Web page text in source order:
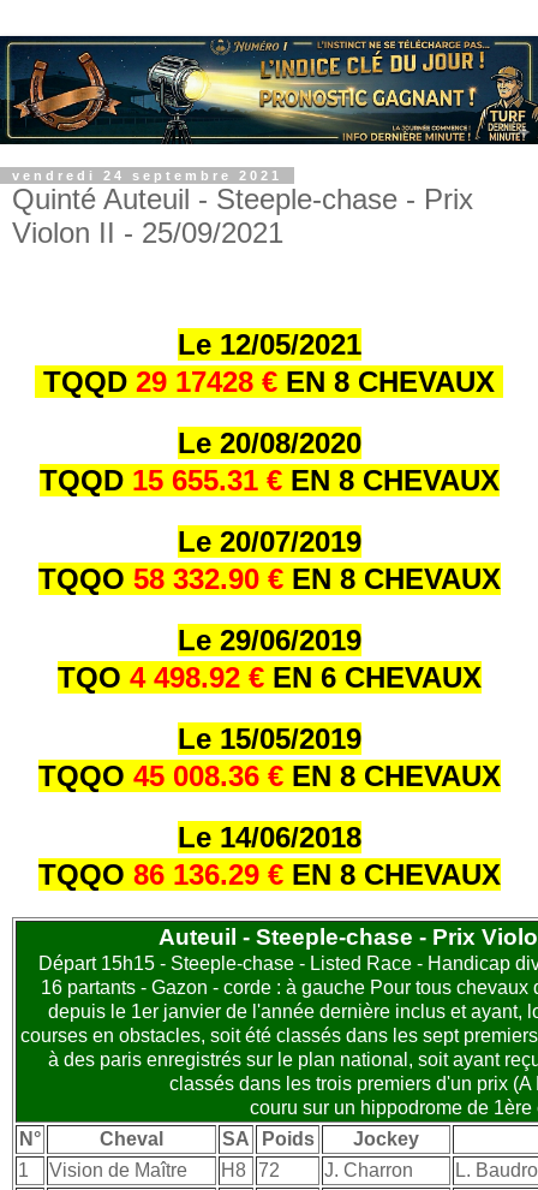
vendredi 24 septembre 2021
Quinté Auteuil - Steeple-chase - Prix
Violon II - 25/09/2021
Le 12/05/2021
TQQD 29 17428 € EN 8 CHEVAUX
Le 20/08/2020
TQQD 15 655.31 € EN 8 CHEVAUX
Le 20/07/2019
TQQO 58 332.90 € EN 8 CHEVAUX
Le 29/06/2019
TQO 4 498.92 € EN 6 CHEVAUX
Le 15/05/2019
TQQO 45 008.36 € EN 8 CHEVAUX
Le 14/06/2018
TQQO 86 136.29 € EN 8 CHEVAUX
Auteuil - Steeple-chase - Prix
Départ 15h15 - Steeple-chase - Listed Race - Handicap
16 partants - Gazon - corde : à gauche Pour tous
depuis le 1er janvier de l'année dernière inclus et ayant,
courses en obstacles, soit été classés dans les sept
à des paris enregistrés sur le plan national, soit ayant
classés dans les trois premiers d'un prix (A
couru sur un hippodrome de 1ère
N°
Cheval SA Poids Jockey
1
Vision de Maître H8 72 J. Charron
L.